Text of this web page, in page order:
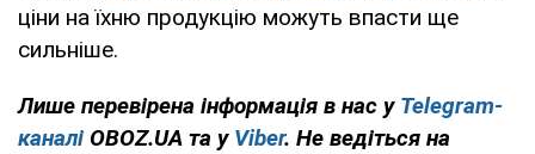
ціни на їхню продукцію можуть впасти ще
сильніше.
Лише перевірена інформація в нас у Telegram-
каналі OBOZ.UA та у Viber. Не ведіться на